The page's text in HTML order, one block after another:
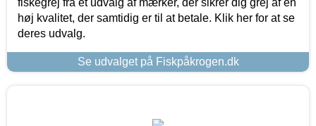
høj kvalitet, der samtidig er til at betale. Klik her for at se
deres udvalg.
Se udvalget på Fiskpåkrogen.dk